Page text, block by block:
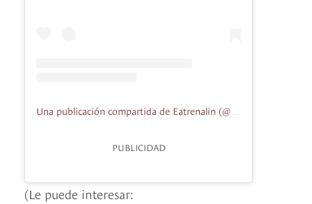
PUBLICIDAD
(Le puede interesar: